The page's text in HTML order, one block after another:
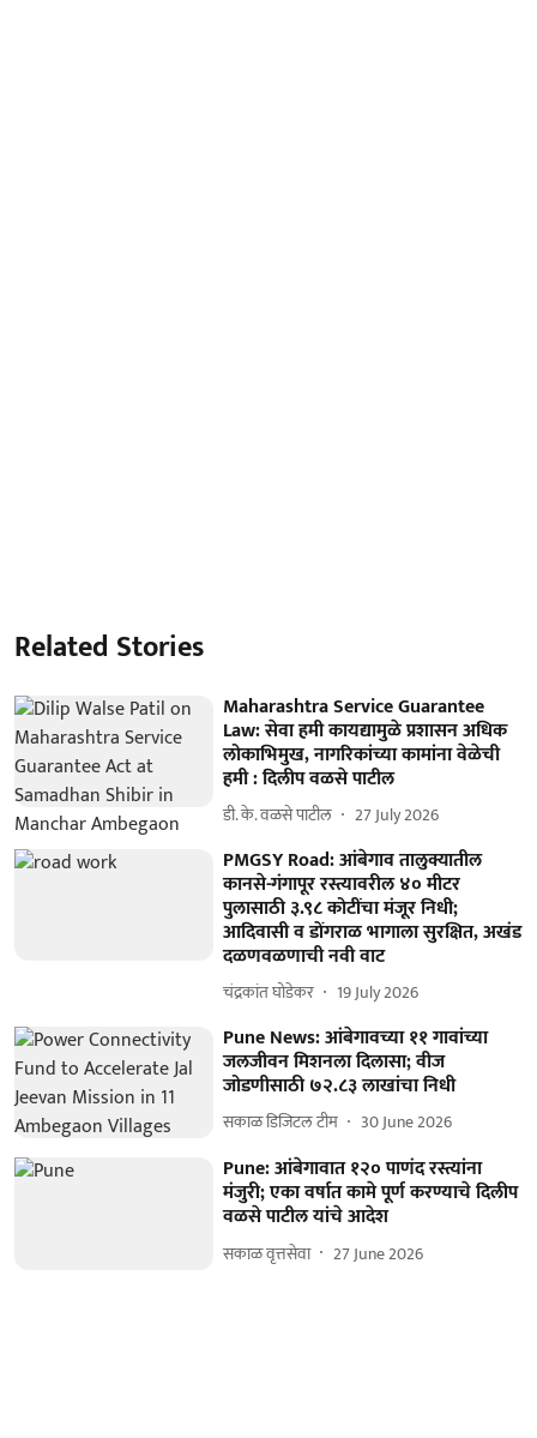
Related Stories
Maharashtra Service Guarantee
Law: सेवा हमी कायद्यामुळे प्रशासन अधिक
लोकाभिमुख, नागरिकांच्या कामांना वेळेची
हमी : दिलीप वळसे पाटील
डी. के. वळसे पाटील 27 July 2026
PMGSY Road: आंबेगाव तालुक्यातील
कानसे-गंगापूर रस्त्यावरील ४० मीटर
पुलासाठी ३.९८ कोटींचा मंजूर निधी;
आदिवासी व डोंगराळ भागाला सुरक्षित, अखंड
दळणवळणाची नवी वाट
चंद्रकांत घोडेकर 19 July 2026
Pune News: आंबेगावच्या ११ गावांच्या
जलजीवन मिशनला दिलासा; वीज
जोडणीसाठी ७२.८३ लाखांचा निधी
सकाळ डिजिटल टीम 30 June 2026
Pune: आंबेगावात १२० पाणंद रस्त्यांना
मंजुरी; एका वर्षात कामे पूर्ण करण्याचे दिलीप
वळसे पाटील यांचे आदेश
सकाळ वृत्तसेवा 27 June 2026